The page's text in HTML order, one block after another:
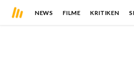
NEWS FILME KRITIKEN